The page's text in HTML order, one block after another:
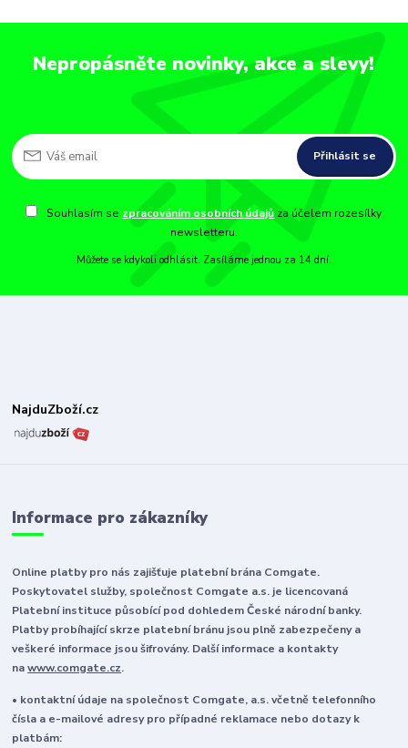
Nepropásněte novinky, akce a slevy!
Přihlásit se
Souhlasím se zpracováním osobních údajů za účelem rozesílky
newsletteru.
Můžete se kdykoli odhlásit. Zasíláme jednou za 14 dní.
NajduZboží.cz
Informace pro zákazníky
Online platby pro nás zajišťuje platební brána Comgate.
Poskytovatel služby, společnost Comgate a.s. je licencovaná
Platební instituce působící pod dohledem České národní banky.
Platby probíhající skrze platební bránu jsou plně zabezpečeny a
veškeré informace jsou šifrovány. Další informace a kontakty
nawww.comgate.cz.
• kontaktní údaje na společnost Comgate, a.s. včetně telefonního
čísla a e-mailové adresy pro případné reklamace nebo dotazy k
platbám: